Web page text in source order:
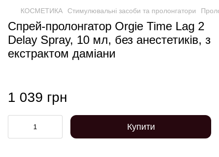
КОСМЕТИКА Стимулювальні засоби та пролонгатори
Спрей-пролонгатор Orgie Time Lag 2
Delay Spray, 10 мл, без анестетиків, з
екстрактом даміани
1 039 грн
Купити